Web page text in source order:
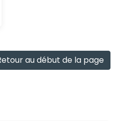
au début de la page